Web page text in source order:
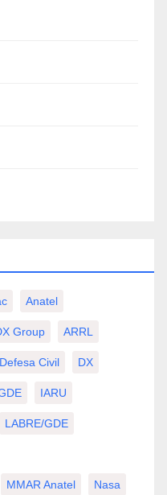
Anatel
Group ARRL
Defesa Civil DX
IARU
LABRE/GDE
MMAR Anatel Nasa